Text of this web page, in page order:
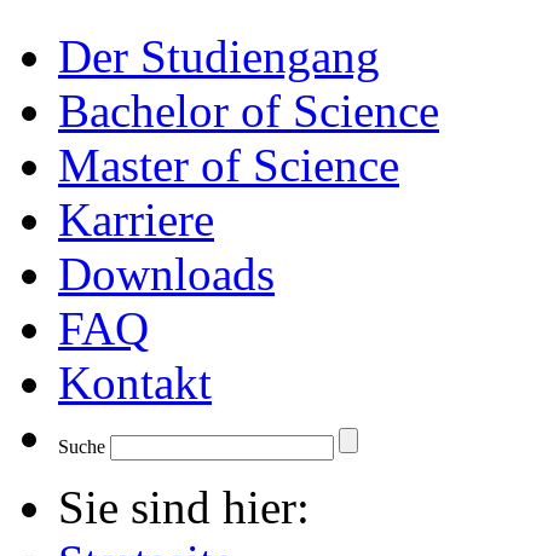
Der Studiengang
Bachelor of Science
Master of Science
Karriere
Downloads
FAQ
Kontakt
Suche
Sie sind hier: